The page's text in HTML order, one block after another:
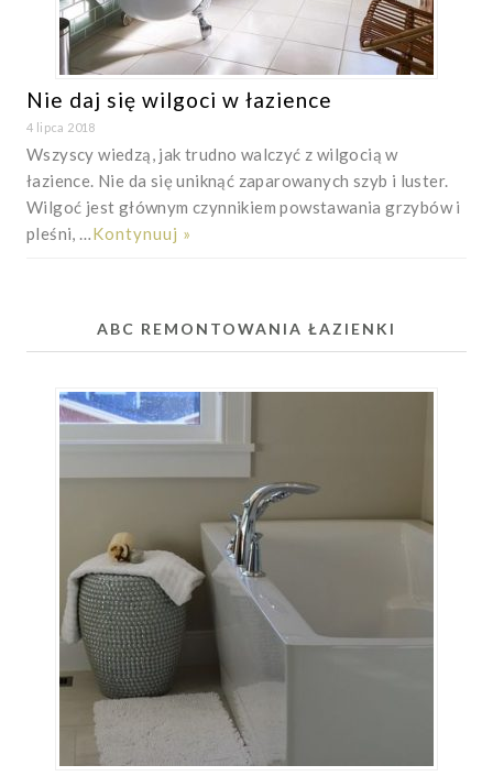
Nie daj się wilgoci w łazience
4 lipca 2018
Wszyscy wiedzą, jak trudno walczyć z wilgocią w
łazience. Nie da się uniknąć zaparowanych szyb i luster.
Wilgoć jest głównym czynnikiem powstawania grzybów i
pleśni, …Kontynuuj »
ABC REMONTOWANIA ŁAZIENKI